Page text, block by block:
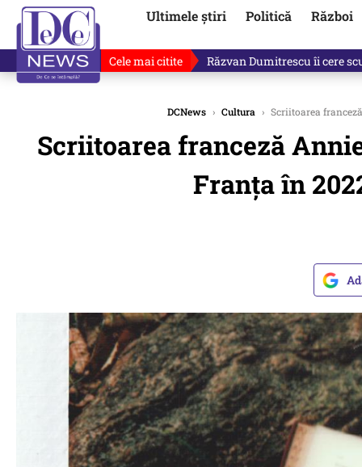
Ultimele știri Politică Război
Cele mai citite „Dacă facem treaba asta, s-a
DCNews › Cultura › Scriitoarea
Scriitoarea franceză
Franța în